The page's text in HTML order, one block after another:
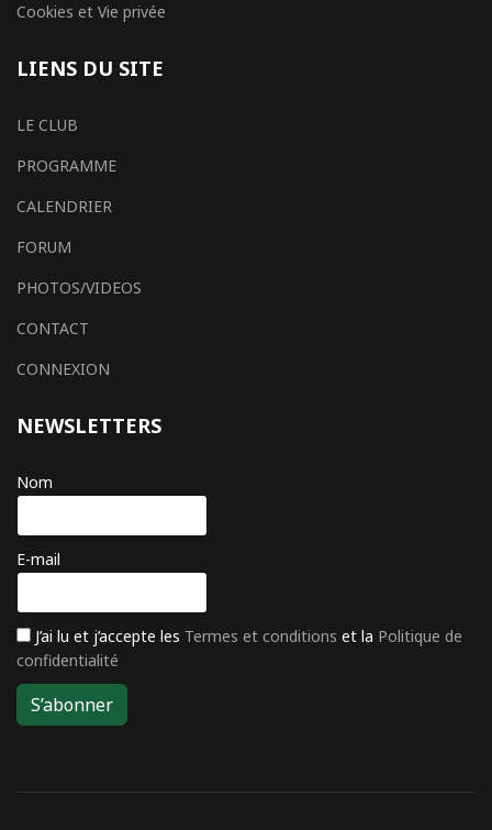
Cookies et Vie privée
LIENS DU SITE
LE CLUB
PROGRAMME
CALENDRIER
FORUM
PHOTOS/VIDEOS
CONTACT
CONNEXION
NEWSLETTERS
Nom
E-mail
J’ai lu et j’accepte les Termes et conditions et la Politique de
confidentialité
S’abonner